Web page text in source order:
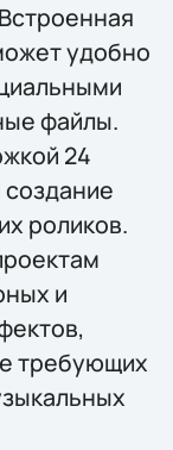
удобно
файлы.
24
роликов.
и
требующих